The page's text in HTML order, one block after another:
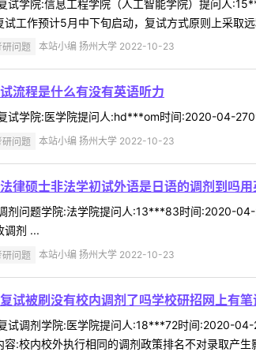
试学院:信息工程学院（人工智能学院）提问人
试工作预计5月中下旬启动，复试方式原则上采取
研问题 本站小编 扬州大学 2022-10-23
流程是什么有没有英语听力
试学院:医学院提问人:hd***om时间:2020-04-
研问题 本站小编 扬州大学 2022-10-23
律硕士非法学初试外语是日语的调剂到吗
剂问题学院:法学院提问人:13***83时间:2020-
调剂 ...
研问题 本站小编 扬州大学 2022-10-23
试被刷没有校内调剂了吗学校研招网上有
试调剂学院:医学院提问人:18***72时间:2020-
容:校内校外执行相同的调剂政策排名不对录取产生